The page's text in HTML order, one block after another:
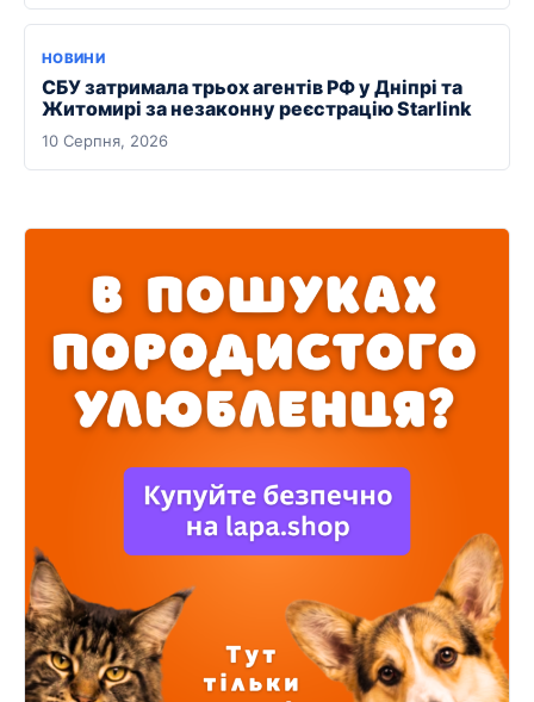
НОВИНИ
СБУ затримала трьох агентів РФ у Дніпрі та
Житомирі за незаконну реєстрацію Starlink
10 Серпня, 2026